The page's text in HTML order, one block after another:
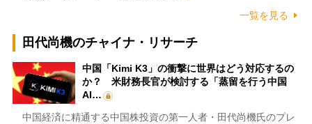
一覧を見る
田代尚機のチャイナ・リサーチ
中国「Kimi K3」の衝撃に世界はどう対応するの
か？ 米財務長官が検討する「蒸留を行う中国
AI…
中国経済に精通する中国株投資の第一人者・田代尚機氏のプレ